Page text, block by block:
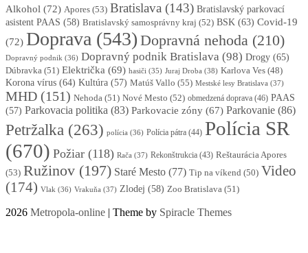
Alkohol (72) Apores (53) Bratislava (143) Bratislavský parkovací
asistent PAAS (58) Bratislavský samosprávny kraj (52) BSK (63) Covid-19
(72) Doprava (543) Dopravná nehoda (210)
Dopravný podnik (36) Dopravný podnik Bratislava (98) Drogy (65)
Dúbravka (51) Električka (69) hasiči (35) Juraj Droba (38) Karlova Ves (48)
Korona vírus (64) Kultúra (57) Matúš Vallo (55) Mestské lesy Bratislava (37)
MHD (151) Nehoda (51) Nové Mesto (52) obmedzená doprava (46) PAAS
(57) Parkovacia politika (83) Parkovacie zóny (67) Parkovanie (86)
Petržalka (263) polícia (36) Polícia pátra (44) Polícia SR
(670) Požiar (118) Rača (37) Rekonštrukcia (43) Reštaurácia Apores
(53) Ružinov (197) Staré Mesto (77) Tip na víkend (50) Video
(174) Vlak (36) Vrakuňa (37) Zlodej (58) Zoo Bratislava (51)
2026 Metropola-online | Theme by Spiracle Themes